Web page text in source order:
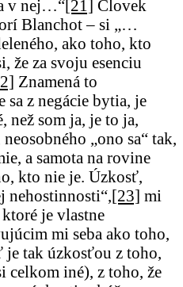
v nej…“[21] Človek
Blanchot – si „…
ako toho, kto
že za svoju esenciu
Znamená to
sa z negácie bytia, je
než som ja, je to ja,
„ono sa“ tak,
a samota na rovine
kto nie je. Úzkosť,
nehostinnosti“,[23] mi
je vlastne
mi seba ako toho,
tak úzkosťou z toho,
celkom iné), z toho, že